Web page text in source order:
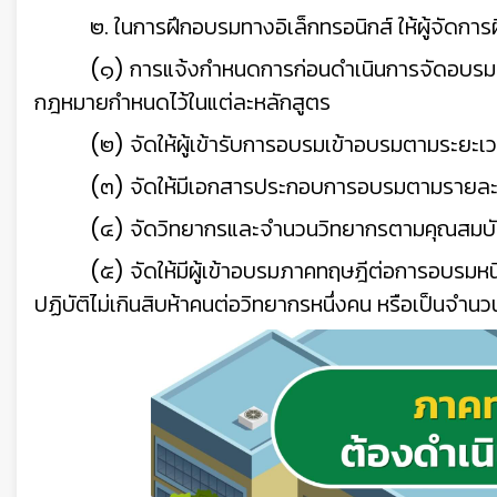
๒. ในการฝึกอบรมทางอิเล็กทรอนิกส์ ให้ผู้จัดก
(๑) การแจ้งกำหนดการก่อนดำเนินการจัดอบ
กฎหมายกำหนดไว้ในแต่ละหลักสูตร
(๒) จัดให้ผู้เข้ารับการอบรมเข้าอบรมตามระย
(๓) จัดให้มีเอกสารประกอบการอบรมตามราย
(๔) จัดวิทยากรและจำนวนวิทยากรตามคุณส
(๕) จัดให้มีผู้เข้าอบรมภาคทฤษฎีต่อการอบรมห
ปฏิบัติไม่เกินสิบห้าคนต่อวิทยากรหนึ่งคน หรือเป็นจำ